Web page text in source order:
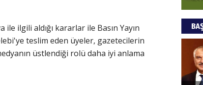
ilgili aldığı kararlar ile Basın Yayın
teslim eden üyeler, gazetecilerin
üstlendiği rolü daha iyi anlama